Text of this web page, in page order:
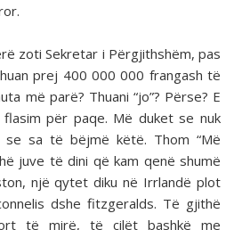
zoti Sekretar i Përgjithshëm, pas
prej 400 000 000 frangash të
më parë? Thuani “jo”? Përse? E
për paqe. Më duket se nuk
sa të bëjmë këtë. Thom “Më
juve të dini që kam qenë shumë
një qytet diku në Irrlandë plot
dshe fitzgeralds. Të gjithë
të mirë, të cilët bashkë me